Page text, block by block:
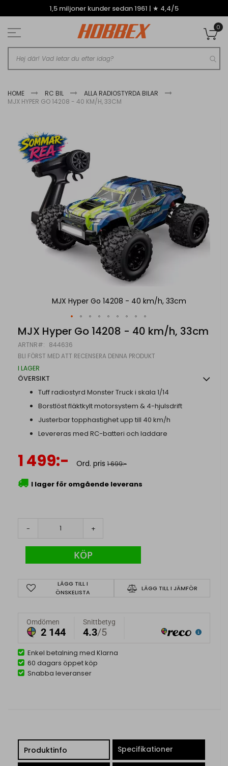
Hoppa
1,5 miljoner kunder sedan 1961 | ★ 4,4/5
0
HOME RC BIL
ALLA RADIOSTYRDA BILAR
MJX HYPER GO 14208 - 40 KM/H, 33CM
Hoppa
till
slutet
av
bildgalleriet
MJX Hyper Go 14208 - 40 km/h, 33cm
Hoppa
till
början
av
MJX Hyper Go 14208 - 40 km/h, 33cm
ARTNR 844636
BLI FÖRST MED ATT RECENSERA DENNA PRODUKT
I LAGER
ÖVERSIKT
Tuff radiostyrd Monster Truck i skala 1/14
Borstlöst fläktkylt motorsystem & 4-hjulsdrift
Justerbar topphastighet upp till 40 km/h
Levereras med RC-batteri och laddare
Specialpris
1 499:- Ord. pris 1 699:-
I lager för omgående leverans
- +
KÖP
LÄGG TILL I
ÖNSKELISTA
LÄGG TILL I JÄMFÖR
Enkel betalning med Klarna
60 dagars öppet köp
Snabba leveranser
Produktinfo Specifikationer